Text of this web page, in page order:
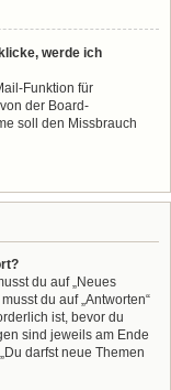
werde ich
Funktion für
der Board-
soll den Missbrauch
du auf „Neues
du auf „Antworten“
ist, bevor du
sind jeweils am Ende
darfst neue Themen